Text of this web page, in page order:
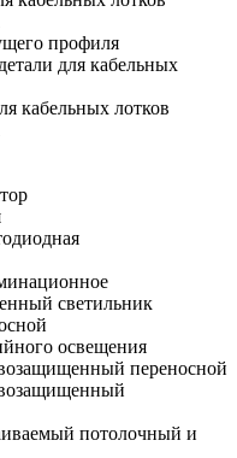
профиля
для кабельных
кабельных лотков
светильник
освещения
переносной
потолочный и